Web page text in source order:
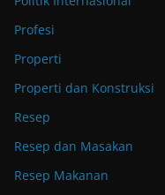
Profesi
Properti
Properti dan Konstruksi
Resep
Resep dan Masakan
Resep Makanan